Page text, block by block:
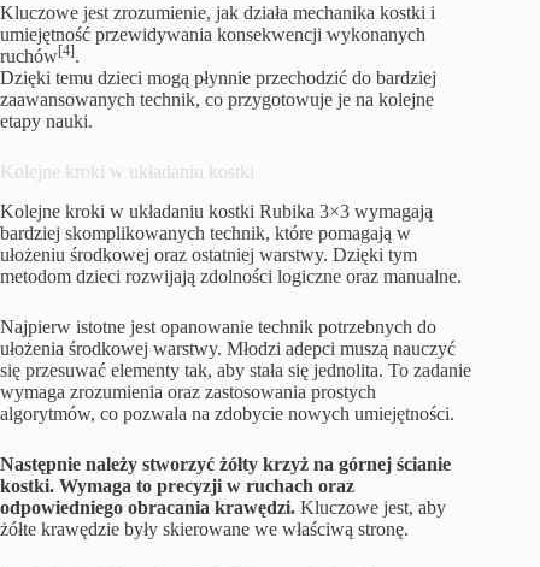
Kluczowe jest zrozumienie, jak działa mechanika kostki i
umiejętność przewidywania konsekwencji wykonanych
ruchów[4].
Dzięki temu dzieci mogą płynnie przechodzić do bardziej
zaawansowanych technik, co przygotowuje je na kolejne
etapy nauki.
Kolejne kroki w układaniu kostki
Kolejne kroki w układaniu kostki Rubika 3×3 wymagają
bardziej skomplikowanych technik, które pomagają w
ułożeniu środkowej oraz ostatniej warstwy. Dzięki tym
metodom dzieci rozwijają zdolności logiczne oraz manualne.
Najpierw istotne jest opanowanie technik potrzebnych do
ułożenia środkowej warstwy. Młodzi adepci muszą nauczyć
się przesuwać elementy tak, aby stała się jednolita. To zadanie
wymaga zrozumienia oraz zastosowania prostych
algorytmów, co pozwala na zdobycie nowych umiejętności.
Następnie należy stworzyć żółty krzyż na górnej ścianie
kostki. Wymaga to precyzji w ruchach oraz
odpowiedniego obracania krawędzi. Kluczowe jest, aby
żółte krawędzie były skierowane we właściwą stronę.